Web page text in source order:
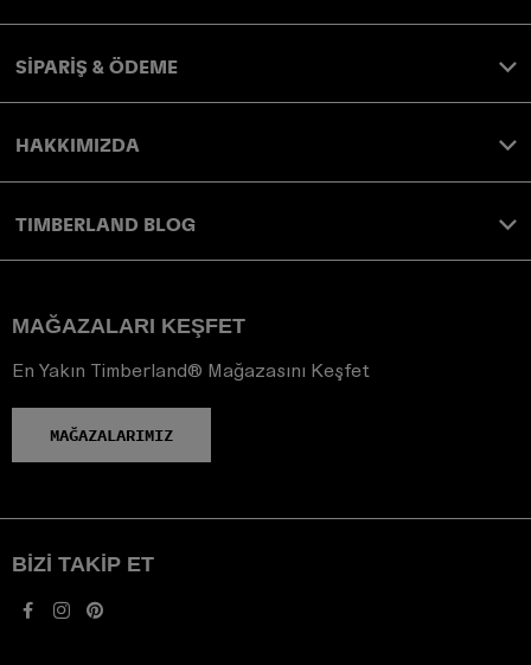
SİPARİŞ & ÖDEME
HAKKIMIZDA
TIMBERLAND BLOG
MAĞAZALARI KEŞFET
En Yakın Timberland® Mağazasını Keşfet
MAĞAZALARIMIZ
BIZI TAKIP ET